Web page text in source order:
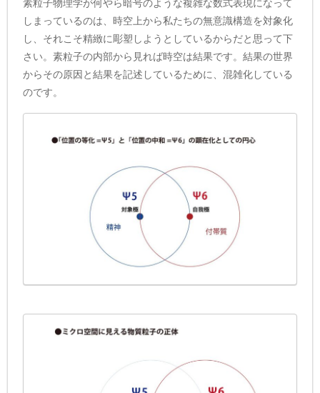
素粒子物理学が何やら暗号のような複雑な数式表現になって
しまっているのは、時空上から私たちの無意識構造を対象化
し、それこそ精緻に彫塑しようとしているからだと思って下
さい。素粒子の内部から見れば時空は結果です。結果の世界
からその原因と結果を記述しているために、混雑化している
のです。